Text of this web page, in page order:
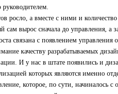
росло, а вместе с ними и
сам вырос сначала до управления, а
связана с появлением
качеству разрабатываемых
И у нас в штате появились и
которых являются именно
которое, по сути, начиналось с